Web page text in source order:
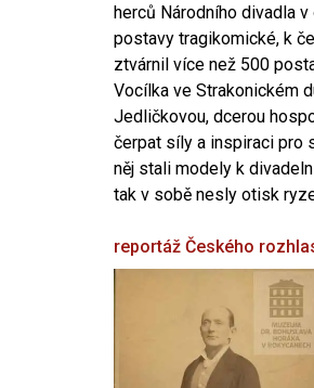
herců Národního divadla
postavy tragikomické, k
ztvárnil více než 500
Vocílka ve Strakonickém
Jedličkovou, dcerou
čerpat síly a inspiraci pro
něj stali modely k
tak v sobě nesly otisk
reportáž Českého